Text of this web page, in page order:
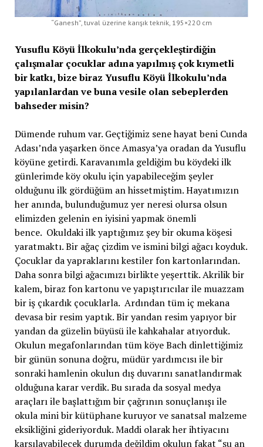
“Ganesh”, tuval üzerine karışık teknik, 195×220 cm
Yusuflu Köyü İlkokulu’nda gerçekleştirdiğin
çalışmalar çocuklar adına yapılmış çok kıymetli
bir katkı, bize biraz Yusuflu Köyü İlkokulu’nda
yapılanlardan ve buna vesile olan sebeplerden
bahseder misin?
Dümende ruhum var. Geçtiğimiz sene hayat beni Cunda
Adası’nda yaşarken önce Amasya’ya oradan da Yusuflu
köyüne getirdi. Karavanımla geldiğim bu köydeki ilk
günlerimde köy okulu için yapabileceğim şeyler
olduğunu ilk gördüğüm an hissetmiştim. Hayatımızın
her anında, bulunduğumuz yer neresi olursa olsun
elimizden gelenin en iyisini yapmak önemli
bence. Okuldaki ilk yaptığımız şey bir okuma köşesi
yaratmaktı. Bir ağaç çizdim ve ismini bilgi ağacı koyduk.
Çocuklar da yapraklarını kestiler fon kartonlarından.
Daha sonra bilgi ağacımızı birlikte yeşerttik. Akrilik bir
kalem, biraz fon kartonu ve yapıştırıcılar ile muazzam
bir iş çıkardık çocuklarla. Ardından tüm iç mekana
devasa bir resim yaptık. Bir yandan resim yapıyor bir
yandan da güzelin büyüsü ile kahkahalar atıyorduk.
Okulun megafonlarından tüm köye Bach dinlettiğimiz
bir günün sonuna doğru, müdür yardımcısı ile bir
sonraki hamlenin okulun dış duvarını sanatlandırmak
olduğuna karar verdik. Bu sırada da sosyal medya
araçları ile başlattığım bir çağrının sonuçlanışı ile
okula mini bir kütüphane kuruyor ve sanatsal malzeme
eksikliğini gideriyorduk. Maddi olarak her ihtiyacını
karşılayabilecek durumda değildim okulun fakat “şu an